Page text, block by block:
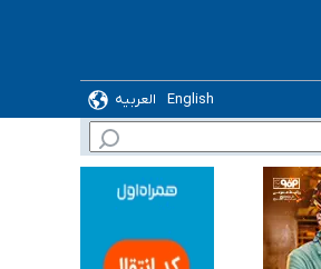
English
العربیه